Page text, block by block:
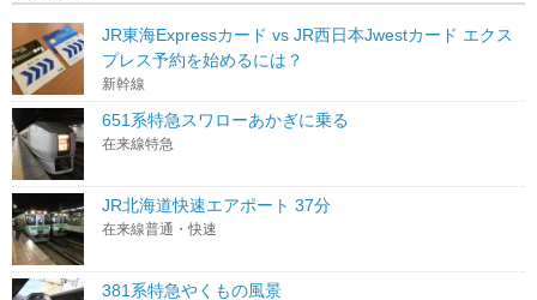
JR東海Expressカード vs JR西日本Jwestカード エクス
プレス予約を始めるには？
新幹線
651系特急スワローあかぎに乗る
在来線特急
JR北海道快速エアポート 37分
在来線普通・快速
381系特急やくもの風景